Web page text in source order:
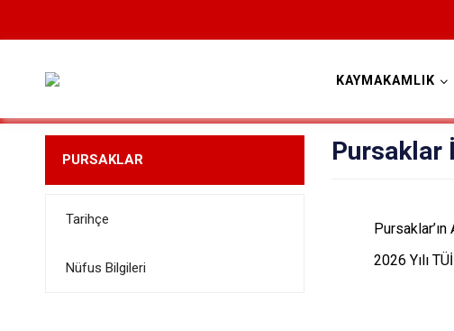
KAYMAKAMLIK
PURSAKLAR
Tarihçe
Nüfus Bilgileri
Pursaklar
2026 Yılı